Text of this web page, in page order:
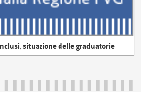
situazione delle graduatorie